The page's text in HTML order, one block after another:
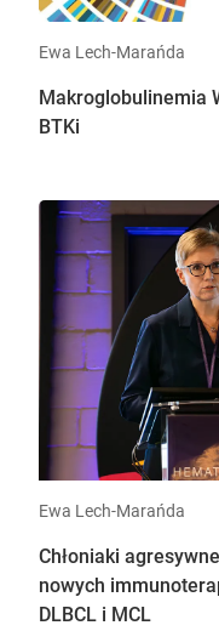
Ewa Lech-Marańda
Makroglobulinemia
BTKi
Ewa Lech-Marańda
Chłoniaki
nowych
DLBCL i MCL